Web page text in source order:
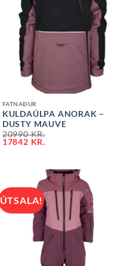
FATNAÐUR
KULDAÚLPA ANORAK –
DUSTY MAUVE
20990KR.
17842 KR.
ÚTSALA!